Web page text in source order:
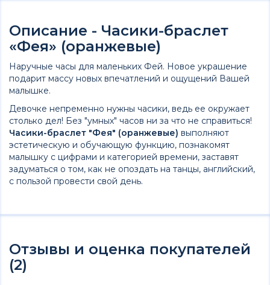
Описание - Часики-браслет
«Фея» (оранжевые)
Наручные часы для маленьких Фей. Новое украшение
подарит массу новых впечатлений и ощущений Вашей
малышке.
Девочке непременно нужны часики, ведь ее окружает
столько дел! Без "умных" часов ни за что не справиться!
Часики-браслет "Фея" (оранжевые) выполняют
эстетическую и обучающую функцию, познакомят
малышку с цифрами и категорией времени, заставят
задуматься о том, как не опоздать на танцы, английский,
с пользой провести свой день.
Отзывы и оценка покупателей
(2)